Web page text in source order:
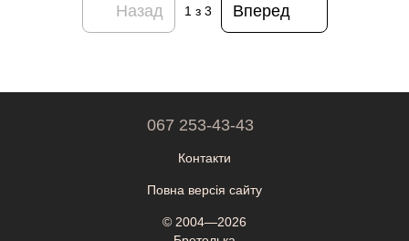
Назад 1з 3 Вперед
067 253-43-43
Контакти
Повна версія сайту
© 2004—2026